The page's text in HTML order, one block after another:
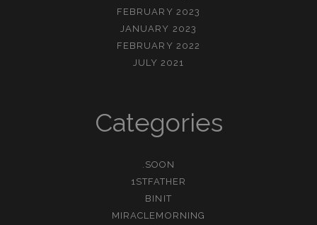
FEBRUARY 2023
JANUARY 2023
FEBRUARY 2022
JULY 2021
Categories
.SOON
1STFATHER
BINIT
MIRACLEMORNING